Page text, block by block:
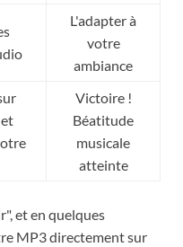
L'adapter à
votre
ambiance
Victoire !
Béatitude
musicale
atteinte
et en quelques
MP3 directement sur